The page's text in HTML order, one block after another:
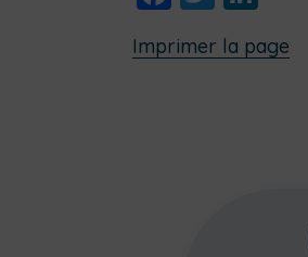
Imprimer la page